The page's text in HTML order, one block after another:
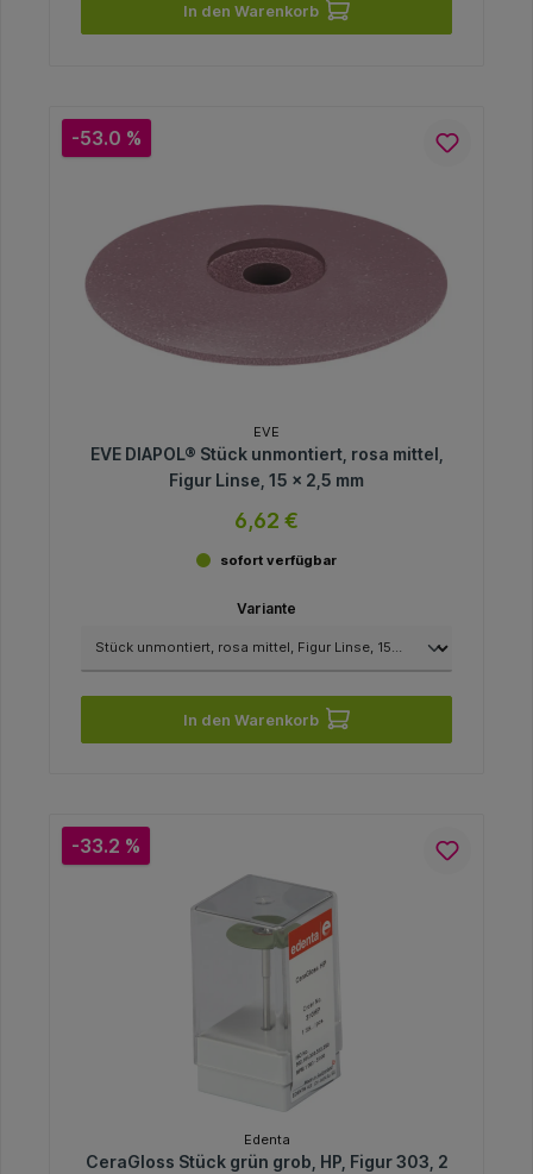
In den Warenkorb
-53.0 %
EVE
EVE DIAPOL® Stück unmontiert, rosa mittel,
Figur Linse, 15 x 2,5 mm
6,62 €
sofort verfügbar
Variante
In den Warenkorb
-33.2 %
Edenta
CeraGloss Stück grün grob, HP, Figur 303, 2